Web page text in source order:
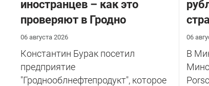
иностранцев – как это
проверяют в Гродно
06 августа 2026
Константин Бурак посетил
предприятие
"Гроднооблнефтепродукт", которое
06
В